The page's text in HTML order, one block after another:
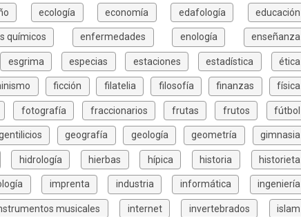
ecología economía edafología educación
químicos enfermedades enología enseñanza
esgrima especias estaciones estadística ética
ficción filatelia filosofía finanzas física
fotografía fraccionarios frutas frutos fútbol
geografía geología geometría gimnasia
hidrología hierbas hípica historia historieta
imprenta industria informática ingeniería
musicales internet invertebrados islam